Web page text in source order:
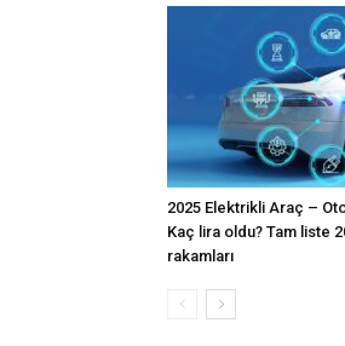
2025 Elektrikli Araç –
Kaç lira oldu? Tam liste
rakamları